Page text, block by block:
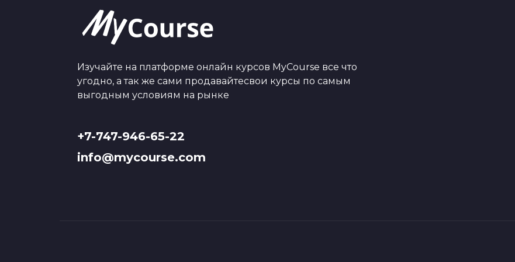
Изучайте на платформе онлайн курсов MyCourse все что
угодно, а так же сами продавайтесвои курсы по самым
выгодным условиям на рынке
+7-747-946-65-22
info@mycourse.com